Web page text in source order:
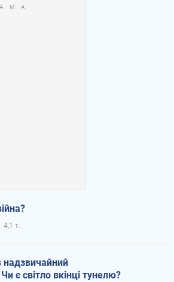
4,1 т.
надзвичайний
є світло вкінці тунелю?